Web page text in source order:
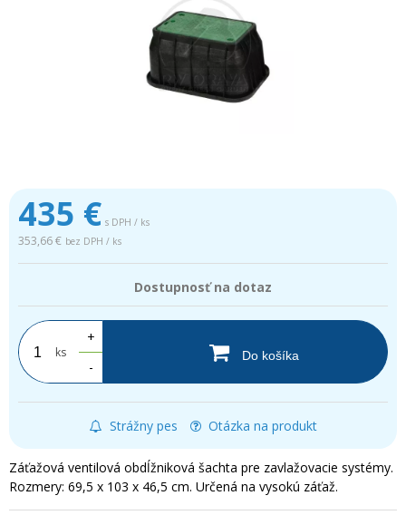
435 € s DPH / ks
353,66 € bez DPH / ks
Dostupnosť na dotaz
ks
+
-
Do košíka
Strážny pes Otázka na produkt
Záťažová ventilová obdĺžniková šachta pre zavlažovacie systémy.
Rozmery: 69,5 x 103 x 46,5 cm. Určená na vysokú záťaž.